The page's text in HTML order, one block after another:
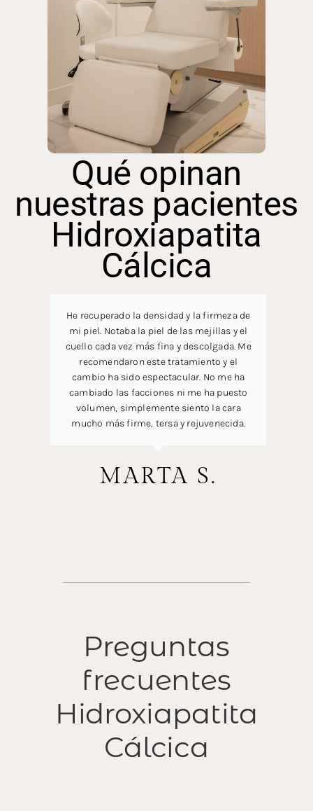
Qué opinan
nuestras pacientes
Hidroxiapatita
Cálcica
He recuperado la densidad y la firmeza de
mi piel. Notaba la piel de las mejillas y el
cuello cada vez más fina y descolgada. Me
recomendaron este tratamiento y el
cambio ha sido espectacular. No me ha
cambiado las facciones ni me ha puesto
volumen, simplemente siento la cara
mucho más firme, tersa y rejuvenecida.
MARTA S.
Preguntas
frecuentes
Hidroxiapatita
Cálcica